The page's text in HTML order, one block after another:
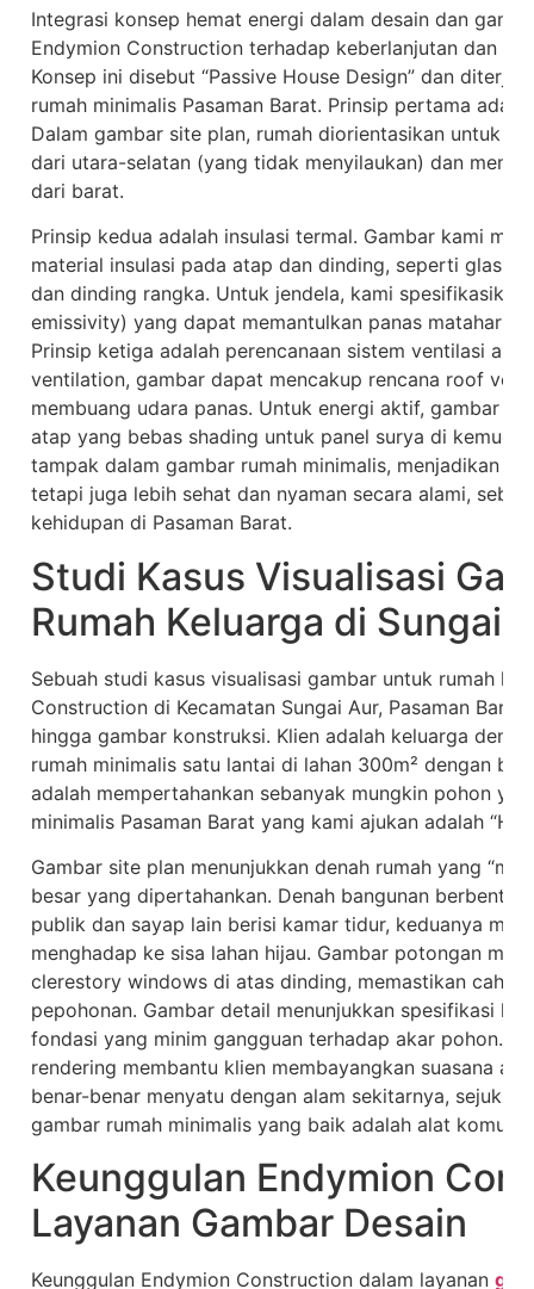
Integrasi konsep hemat energi dalam desain dan
Endymion Construction terhadap keberlanjutan dan
Konsep ini disebut “Passive House Design” dan
rumah minimalis Pasaman Barat. Prinsip pertama
Dalam gambar site plan, rumah diorientasikan untuk
dari utara-selatan (yang tidak menyilaukan) dan
dari barat.
Prinsip kedua adalah insulasi termal. Gambar kami
material insulasi pada atap dan dinding, seperti
dan dinding rangka. Untuk jendela, kami
emissivity) yang dapat memantulkan panas matahari
Prinsip ketiga adalah perencanaan sistem ventilasi
ventilation, gambar dapat mencakup rencana roof
membuang udara panas. Untuk energi aktif, gambar
atap yang bebas shading untuk panel surya di
tampak dalam gambar rumah minimalis, menjadikan
tetapi juga lebih sehat dan nyaman secara alami,
kehidupan di Pasaman Barat.
Studi Kasus Visualisasi
Rumah Keluarga di Sungai
Sebuah studi kasus visualisasi gambar untuk rumah
Construction di Kecamatan Sungai Aur, Pasaman
hingga gambar konstruksi. Klien adalah keluarga
rumah minimalis satu lantai di lahan 300m² dengan
adalah mempertahankan sebanyak mungkin pohon
minimalis Pasaman Barat yang kami ajukan adalah
Gambar site plan menunjukkan denah rumah yang
besar yang dipertahankan. Denah bangunan
publik dan sayap lain berisi kamar tidur, keduanya
menghadap ke sisa lahan hijau. Gambar potongan
clerestory windows di atas dinding, memastikan
pepohonan. Gambar detail menunjukkan spesifikasi
fondasi yang minim gangguan terhadap akar pohon.
rendering membantu klien membayangkan suasana
benar-benar menyatu dengan alam sekitarnya, sejuk,
gambar rumah minimalis yang baik adalah alat
Keunggulan Endymion
Layanan Gambar Desain
Keunggulan Endymion Construction dalam layanan